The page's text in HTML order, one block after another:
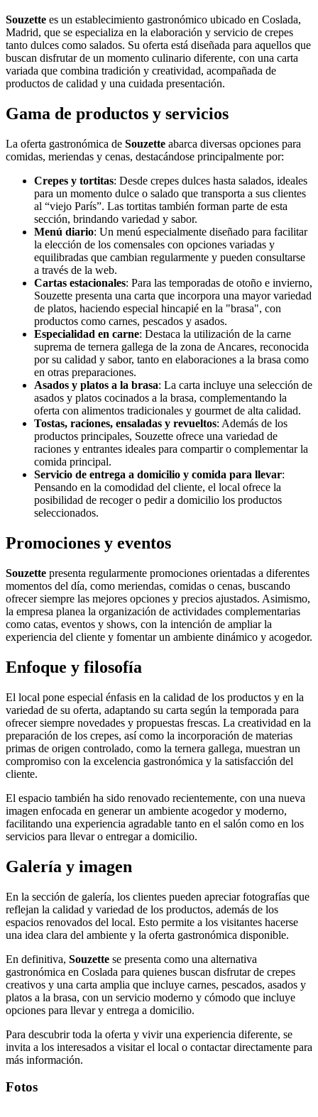
Souzette es un establecimiento gastronómico ubicado en Coslada,
Madrid, que se especializa en la elaboración y servicio de crepes
tanto dulces como salados. Su oferta está diseñada para aquellos que
buscan disfrutar de un momento culinario diferente, con una carta
variada que combina tradición y creatividad, acompañada de
productos de calidad y una cuidada presentación.
Gama de productos y servicios
La oferta gastronómica de Souzette abarca diversas opciones para
comidas, meriendas y cenas, destacándose principalmente por:
Crepes y tortitas: Desde crepes dulces hasta salados, ideales
para un momento dulce o salado que transporta a sus clientes
al “viejo París”. Las tortitas también forman parte de esta
sección, brindando variedad y sabor.
Menú diario: Un menú especialmente diseñado para facilitar
la elección de los comensales con opciones variadas y
equilibradas que cambian regularmente y pueden consultarse
a través de la web.
Cartas estacionales: Para las temporadas de otoño e invierno,
Souzette presenta una carta que incorpora una mayor variedad
de platos, haciendo especial hincapié en la "brasa", con
productos como carnes, pescados y asados.
Especialidad en carne: Destaca la utilización de la carne
suprema de ternera gallega de la zona de Ancares, reconocida
por su calidad y sabor, tanto en elaboraciones a la brasa como
en otras preparaciones.
Asados y platos a la brasa: La carta incluye una selección de
asados y platos cocinados a la brasa, complementando la
oferta con alimentos tradicionales y gourmet de alta calidad.
Tostas, raciones, ensaladas y revueltos: Además de los
productos principales, Souzette ofrece una variedad de
raciones y entrantes ideales para compartir o complementar la
comida principal.
Servicio de entrega a domicilio y comida para llevar:
Pensando en la comodidad del cliente, el local ofrece la
posibilidad de recoger o pedir a domicilio los productos
seleccionados.
Promociones y eventos
Souzette presenta regularmente promociones orientadas a diferentes
momentos del día, como meriendas, comidas o cenas, buscando
ofrecer siempre las mejores opciones y precios ajustados. Asimismo,
la empresa planea la organización de actividades complementarias
como catas, eventos y shows, con la intención de ampliar la
experiencia del cliente y fomentar un ambiente dinámico y acogedor.
Enfoque y filosofía
El local pone especial énfasis en la calidad de los productos y en la
variedad de su oferta, adaptando su carta según la temporada para
ofrecer siempre novedades y propuestas frescas. La creatividad en la
preparación de los crepes, así como la incorporación de materias
primas de origen controlado, como la ternera gallega, muestran un
compromiso con la excelencia gastronómica y la satisfacción del
cliente.
El espacio también ha sido renovado recientemente, con una nueva
imagen enfocada en generar un ambiente acogedor y moderno,
facilitando una experiencia agradable tanto en el salón como en los
servicios para llevar o entregar a domicilio.
Galería y imagen
En la sección de galería, los clientes pueden apreciar fotografías que
reflejan la calidad y variedad de los productos, además de los
espacios renovados del local. Esto permite a los visitantes hacerse
una idea clara del ambiente y la oferta gastronómica disponible.
En definitiva, Souzette se presenta como una alternativa
gastronómica en Coslada para quienes buscan disfrutar de crepes
creativos y una carta amplia que incluye carnes, pescados, asados y
platos a la brasa, con un servicio moderno y cómodo que incluye
opciones para llevar y entrega a domicilio.
Para descubrir toda la oferta y vivir una experiencia diferente, se
invita a los interesados a visitar el local o contactar directamente para
más información.
Fotos